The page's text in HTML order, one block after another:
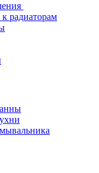
радиаторам